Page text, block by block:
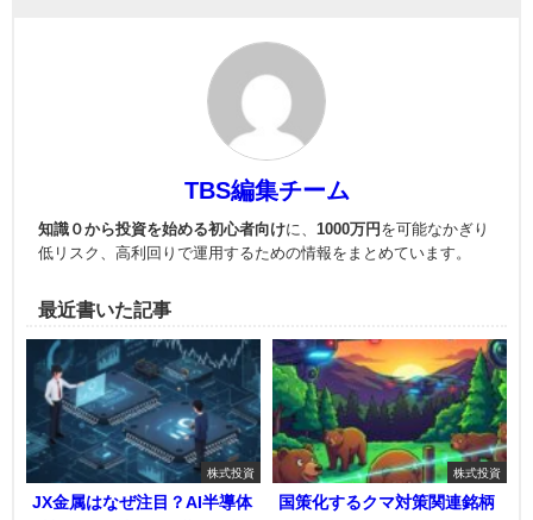
TBS編集チーム
知識０から投資を始める初心者向けに、 1000万円 を可能なかぎり
低リスク、高利回りで運用するための情報をまとめています。
最近書いた記事
株式投資
JX金属はなぜ注目？AI半導体
株式投資
国策化するクマ対策関連銘柄